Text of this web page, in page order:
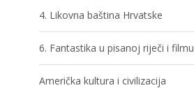
4. Likovna baština Hrvatske
6. Fantastika u pisanoj riječi i filmu
Američka kultura i civilizacija